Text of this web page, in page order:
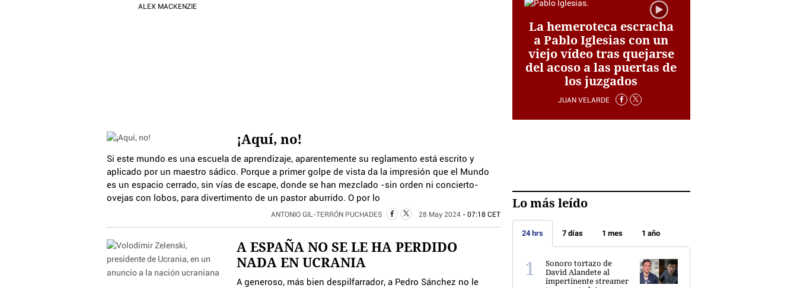
PAUL MONZÓN
ALEX MACKENZIE
La hemeroteca escracha
a Pablo Iglesias con un
viejo vídeo tras quejarse
del acoso a las puertas de
los juzgados
JUAN VELARDE
¡Aquí, no!
Si este mundo es una escuela de aprendizaje, aparentemente su reglamento está escrito y
aplicado por un maestro sádico. Porque a primer golpe de vista da la impresión que el Mundo
es un espacio cerrado, sin vías de escape, donde se han mezclado -sin orden ni concierto-
ovejas con lobos, para divertimento de un pastor aburrido. O por lo
ANTONIO GIL-TERRÓN PUCHADES 28 May 2024 - 07:18 CET
A ESPAÑA NO SE LE HA PERDIDO
NADA EN UCRANIA
A generoso, más bien despilfarrador, a Pedro Sánchez no le
Lo más leído
24 hrs 7 días 1 mes 1 año
Sonoro tortazo de
David Alandete al
impertinente streamer